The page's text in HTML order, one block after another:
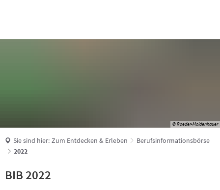
© Roeder-Moldenhauer
Sie sind hier: Zum Entdecken & Erleben
Berufsinformationsbörse
2022
BIB 2022